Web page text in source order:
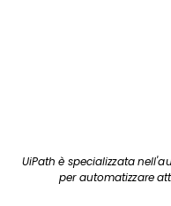
UiPath è specializzata
per automatizzare